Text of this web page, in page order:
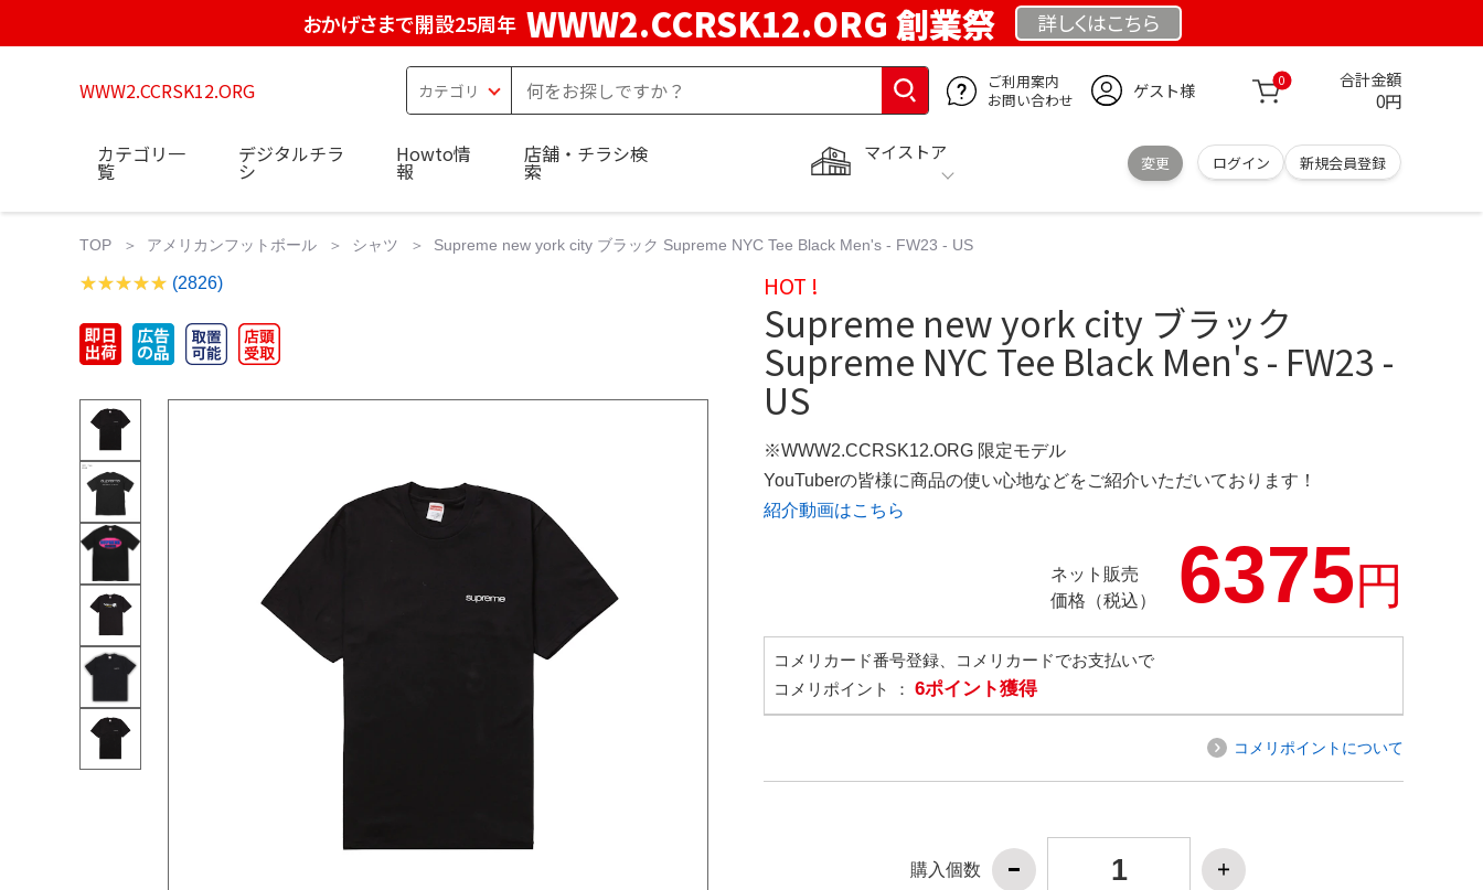
おかげさまで開設25周年 WWW2.CCRSK12.ORG 創業祭 詳しくはこちら
WWW2.CCRSK12.ORG
ご利用案内
お問い合わせ
ゲスト様 0 合計金額
0円
マイストア
変更 ログイン 新規会員登録
カテゴリ一
覧
デジタルチラ
シ
Howto情
報
店舗・チラシ検
索
TOP アメリカンフットボール シャツ Supreme new york city ブラック Supreme NYC Tee Black Men's - FW23 - US
(2826) HOT !
Supreme new york city ブラック
Supreme NYC Tee Black Men's - FW23 -
US
※WWW2.CCRSK12.ORG 限定モデル
YouTuberの皆様に商品の使い心地などをご紹介いただいております！
紹介動画はこちら
ネット販売
価格（税込）
6375円
コメリカード番号登録、コメリカードでお支払いで
コメリポイント ： 6ポイント獲得
コメリポイントについて
購入個数